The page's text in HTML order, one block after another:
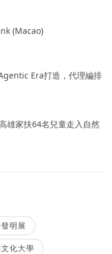
(Macao)
Era打造，代理編排
雄家扶64名兒童走入自然
明展
化大學